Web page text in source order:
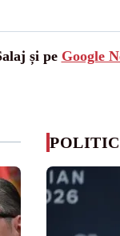
și pe Google